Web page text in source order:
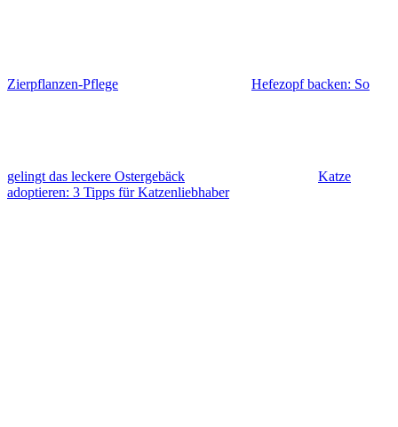
Zierpflanzen-Pflege Hefezopf backen: So
gelingt das leckere Ostergebäck
Katze
adoptieren: 3 Tipps für Katzenliebhaber